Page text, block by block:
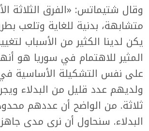
وقال شتيماتس: «الفرق الثلاثة
متشابهة، بدنية للغاية وتلعب
يكن لدينا الكثير من الأسباب
المثير للاهتمام في سوريا هو
على نفس التشكيلة الأساسية في
ولديهم عدد قليل من البدلاء
ثلاثة. من الواضح أن عددهم
البدلاء. سنحاول أن نرى مدى